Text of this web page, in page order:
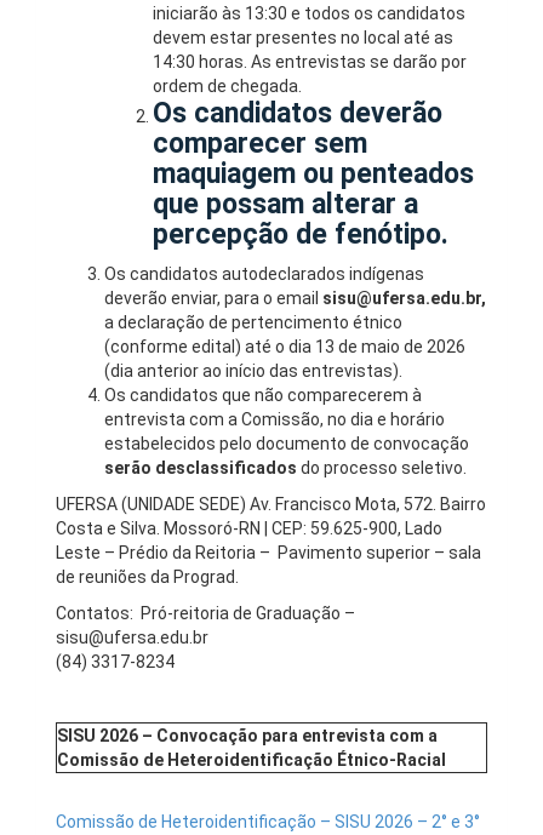
iniciarão às 13:30 e todos os candidatos
devem estar presentes no local até as
14:30 horas. As entrevistas se darão por
ordem de chegada.
Os candidatos deverão
comparecer sem
maquiagem ou penteados
que possam alterar a
percepção de fenótipo.
Os candidatos autodeclarados indígenas
deverão enviar, para o email sisu@ufersa.edu.br,
a declaração de pertencimento étnico
(conforme edital) até o dia 13 de maio de 2026
(dia anterior ao início das entrevistas).
Os candidatos que não comparecerem à
entrevista com a Comissão, no dia e horário
estabelecidos pelo documento de convocação
serão desclassificados do processo seletivo.
UFERSA (UNIDADE SEDE) Av. Francisco Mota, 572. Bairro
Costa e Silva. Mossoró-RN | CEP: 59.625-900, Lado
Leste – Prédio da Reitoria – Pavimento superior – sala
de reuniões da Prograd.
Contatos: Pró-reitoria de Graduação –
sisu@ufersa.edu.br
(84) 3317-8234
SISU 2026 – Convocação para entrevista com a
Comissão de Heteroidentificação Étnico-Racial
Comissão de Heteroidentificação – SISU 2026 – 2° e 3°